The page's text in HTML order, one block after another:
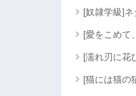
[奴隷学級]ネ
[愛をこめて
[濡れ刃に花
[猫には猫の